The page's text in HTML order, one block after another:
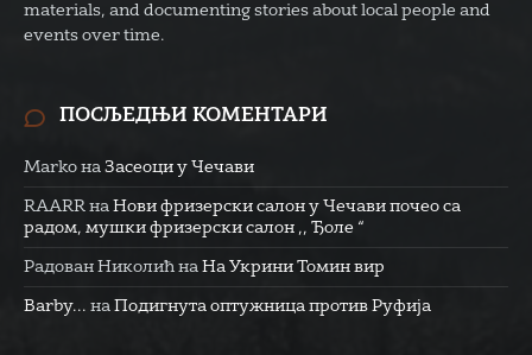
materials, and documenting stories about local people and
events over time.
ПОСЉЕДЊИ КОМЕНТАРИ
Marko на Засеоци у Чечави
RAARR на Нови фризерски салон у Чечави почео са
радом, мушки фризерски салон ,, Ђоле “
Радован Николић на На Укрини Томин вир
Barby... на Подигнута оптужница против Руфија